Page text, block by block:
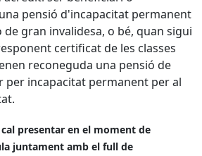
pensió d'incapacitat permanent
gran invalidesa, o bé, quan sigui
certificat de les classes
reconeguda una pensió de
per incapacitat permanent per al
presentar en el moment de
juntament amb el full de